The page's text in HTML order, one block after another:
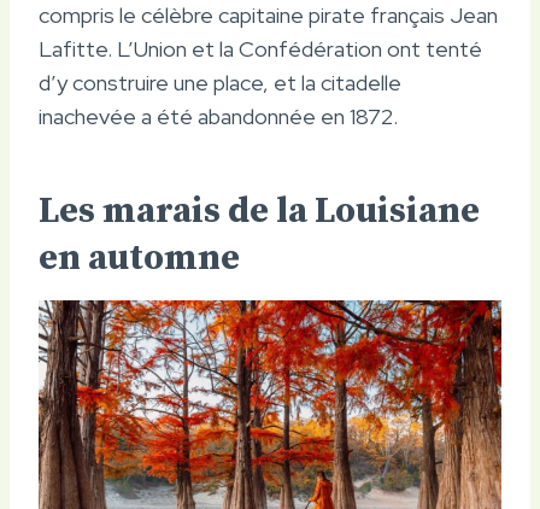
compris le célèbre capitaine pirate français Jean
Lafitte. L’Union et la Confédération ont tenté
d’y construire une place, et la citadelle
inachevée a été abandonnée en 1872.
Les marais de la Louisiane
en automne